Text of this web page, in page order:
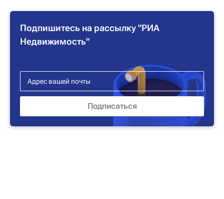
Подпишитесь на рассылку "РИА
Недвижимость"